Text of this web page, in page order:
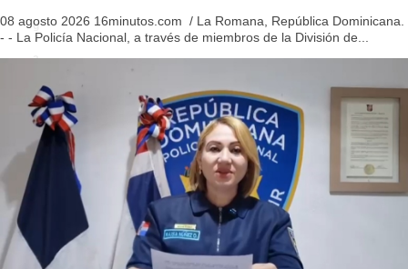
g
a
o
n
08 agosto 2026 16minutos.com / La Romana, República Dominicana.
- - La Policía Nacional, a través de miembros de la División de...